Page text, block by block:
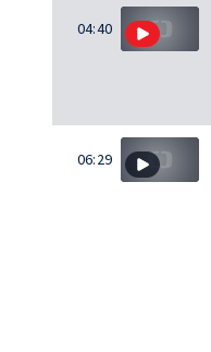
04:40
06:29